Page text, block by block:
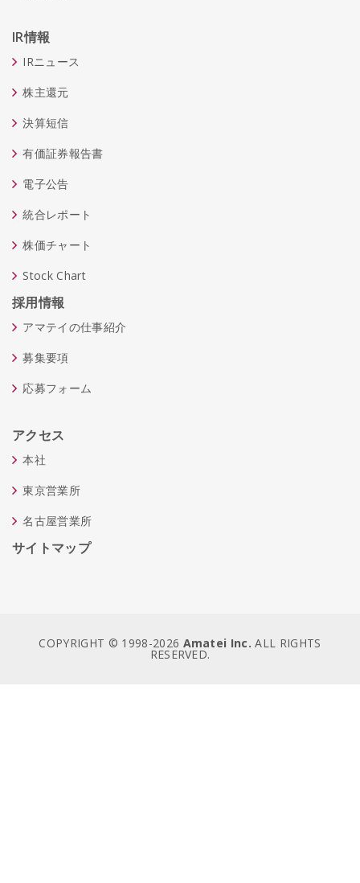
IR情報
IRニュース
株主還元
決算短信
有価証券報告書
電子公告
統合レポート
株価チャート
Stock Chart
採用情報
アマテイの仕事紹介
募集要項
応募フォーム
アクセス
本社
東京営業所
名古屋営業所
サイトマップ
COPYRIGHT © 1998-2026 Amatei Inc. ALL RIGHTS
RESERVED.